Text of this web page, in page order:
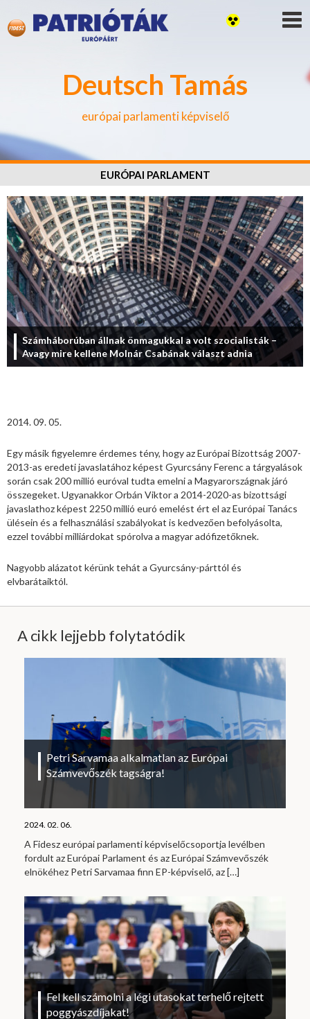
Deutsch Tamás
európai parlamenti képviselő
EURÓPAI PARLAMENT
Számháborúban állnak önmagukkal a volt szocialisták –
Avagy mire kellene Molnár Csabának választ adnia
2014. 09. 05.
Egy másik figyelemre érdemes tény, hogy az Európai Bizottság 2007-
2013-as eredeti javaslatához képest Gyurcsány Ferenc a tárgyalások
során csak 200 millió euróval tudta emelni a Magyarországnak járó
összegeket. Ugyanakkor Orbán Viktor a 2014-2020-as bizottsági
javaslathoz képest 2250 millió euró emelést ért el az Európai Tanács
ülésein és a felhasználási szabályokat is kedvezően befolyásolta,
ezzel további milliárdokat spórolva a magyar adófizetőknek.
Nagyobb alázatot kérünk tehát a Gyurcsány-párttól és
elvbarátaiktól.
A cikk lejjebb folytatódik
Petri Sarvamaa alkalmatlan az Európai
Számvevőszék tagságra!
2024. 02. 06.
A Fidesz európai parlamenti képviselőcsoportja levélben
fordult az Európai Parlament és az Európai Számvevőszék
elnökéhez Petri Sarvamaa finn EP-képviselő, az[…]
Fel kell számolni a légi utasokat terhelő rejtett
poggyászdíjakat!